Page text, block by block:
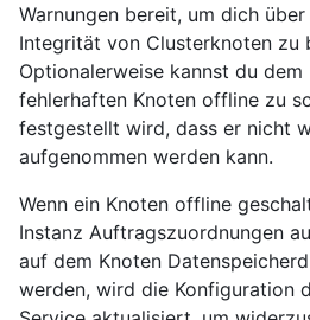
Warnungen bereit, um dich
Integrität von Clusterknoten zu
Optionalerweise kannst du
fehlerhaften Knoten offline zu
festgestellt wird, dass er nicht
aufgenommen werden kann.
Wenn ein Knoten offline
Instanz Auftragszuordnungen
auf dem Knoten
werden, wird die Konfiguration